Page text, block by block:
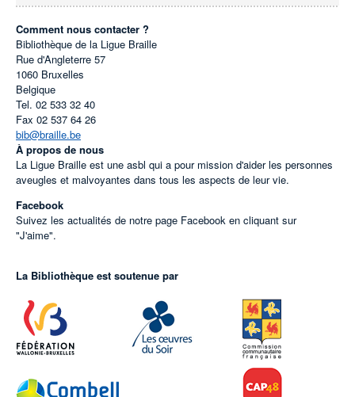
Comment nous contacter ?
Bibliothèque de la Ligue Braille
Rue d'Angleterre 57
1060 Bruxelles
Belgique
Tel. 02 533 32 40
Fax 02 537 64 26
bib@braille.be
À propos de nous
La Ligue Braille est une asbl qui a pour mission d'aider les personnes
aveugles et malvoyantes dans tous les aspects de leur vie.
Facebook
Suivez les actualités de notre page Facebook en cliquant sur
"J'aime".
La Bibliothèque est soutenue par